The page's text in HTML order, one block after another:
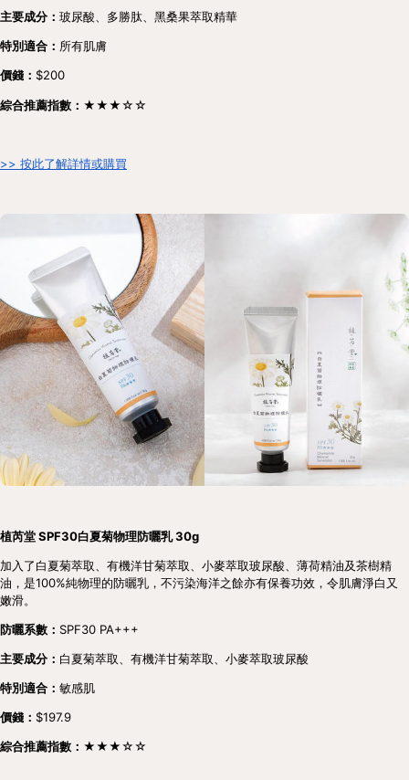
主要成分： 玻尿酸、多勝肽、黑桑果萃取精華
特別適合： 所有肌膚
價錢： $200
綜合推薦指數：★★★☆☆
>> 按此了解詳情或購買
植芮堂 SPF30白夏菊物理防曬乳 30g
加入了白夏菊萃取、有機洋甘菊萃取、小麥萃取玻尿酸、薄荷精油及茶樹精
油，是100%純物理的防曬乳，不污染海洋之餘亦有保養功效，令肌膚淨白又
嫩滑。
防曬系數： SPF30 PA+++
主要成分： 白夏菊萃取、有機洋甘菊萃取、小麥萃取玻尿酸
特別適合： 敏感肌
價錢： $197.9
綜合推薦指數：★★★☆☆